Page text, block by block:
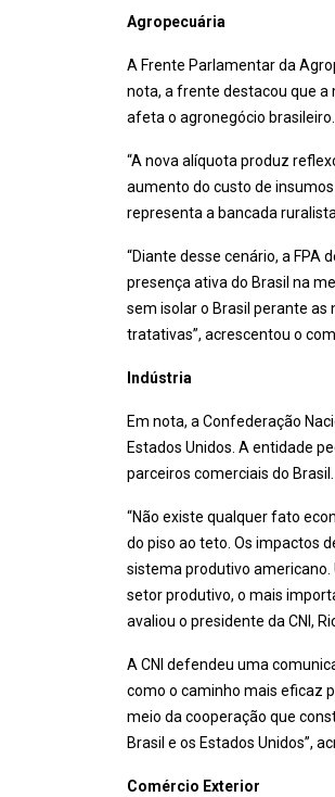
Agropecuária
A Frente Parlamentar da
nota, a frente destacou que a
afeta o agronegócio brasileiro.
“A nova alíquota produz
aumento do custo de
representa a bancada
“Diante desse cenário, a
presença ativa do Brasil na
sem isolar o Brasil perante
tratativas”, acrescentou o
Indústria
Em nota, a Confederação
Estados Unidos. A entidade
parceiros comerciais do Brasil.
“Não existe qualquer fato
do piso ao teto. Os impactos
sistema produtivo americano.
setor produtivo, o mais
avaliou o presidente da CNI,
A CNI defendeu uma
como o caminho mais eficaz
meio da cooperação que
Brasil e os Estados Unidos”,
Comércio Exterior